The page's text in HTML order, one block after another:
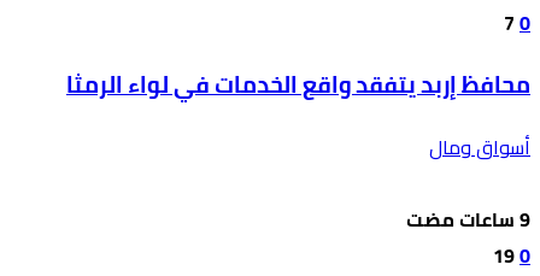
0
7
محافظ إربد يتفقد واقع الخدمات في لواء الرمثا
أسواق ومال
0
19